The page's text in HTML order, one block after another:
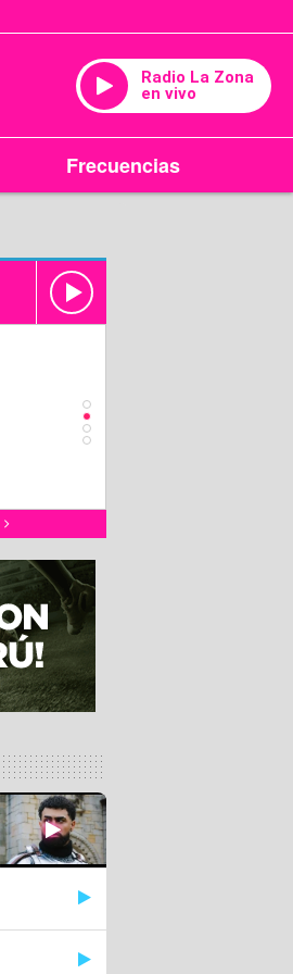
Radio La Zona
en vivo
Frecuencias
102.3